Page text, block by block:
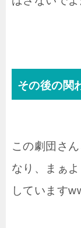
その後の関
この劇団さ
なり、まぁ
しています